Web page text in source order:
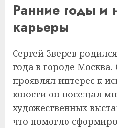
Ранние годы и
карьеры
Сергей Зверев
года в городе Москва.
проявлял интерес к
юности он посещал
художественных
что помогло